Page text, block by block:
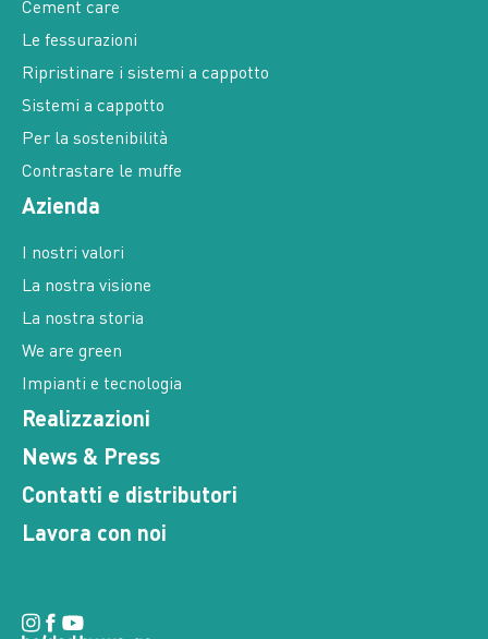
Cement care
Le fessurazioni
Ripristinare i sistemi a cappotto
Sistemi a cappotto
Per la sostenibilità
Contrastare le muffe
Azienda
I nostri valori
La nostra visione
La nostra storia
We are green
Impianti e tecnologia
Realizzazioni
News & Press
Contatti e distributori
Lavora con noi